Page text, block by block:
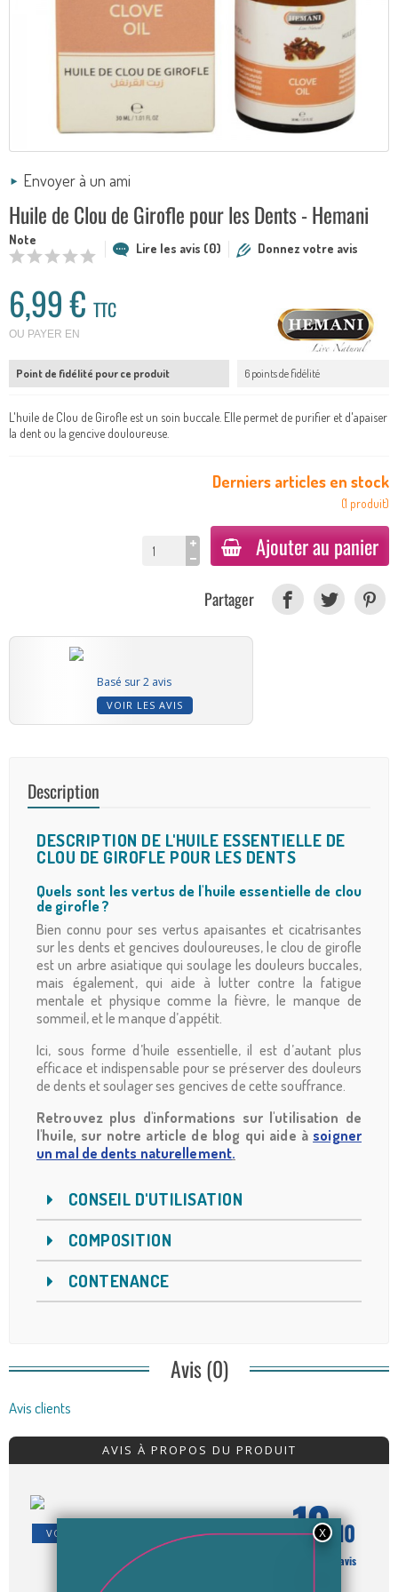
Envoyer à un ami
Huile de Clou de Girofle pour les Dents - Hemani
Note
Lire les avis (0) Donnez votre avis
6,99 € TTC
OU PAYER EN
Point de fidélité pour ce produit 6 points de fidélité
L'huile de Clou de Girofle est un soin buccale. Elle permet de purifier et d'apaiser
la dent ou la gencive douloureuse.
Derniers articles en stock
(1 produit)
Ajouter au panier
Partager
Basé sur 2 avis
VOIR LES AVIS
Description
DESCRIPTION DE L'HUILE ESSENTIELLE DE
CLOU DE GIROFLE POUR LES DENTS
Quels sont les vertus de l'huile essentielle de clou
de girofle ?
Bien connu pour ses vertus apaisantes et cicatrisantes
sur les dents et gencives douloureuses, le clou de girofle
est un arbre asiatique qui soulage les douleurs buccales,
mais également, qui aide à lutter contre la fatigue
mentale et physique comme la fièvre, le manque de
sommeil, et le manque d’appétit.
Ici, sous forme d’huile essentielle, il est d’autant plus
efficace et indispensable pour se préserver des douleurs
de dents et soulager ses gencives de cette souffrance.
Retrouvez plus d'informations sur l'utilisation de
l'huile, sur notre article de blog qui aide à soigner
un mal de dents naturellement.
CONSEIL D'UTILISATION
COMPOSITION
CONTENANCE
Avis (0)
Avis clients
AVIS À PROPOS DU PRODUIT
VOIR L'ATTESTATION 10/10
Basé sur 2 avis